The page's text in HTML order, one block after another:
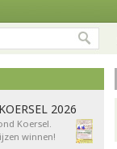
2026
Koersel.
winnen!